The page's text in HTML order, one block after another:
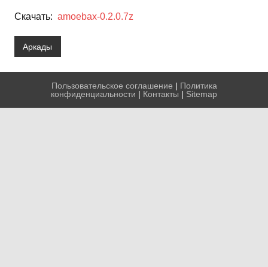
Скачать: amoebax-0.2.0.7z
Аркады
Пользовательское соглашение | Политика
конфиденциальности | Контакты | Sitemap